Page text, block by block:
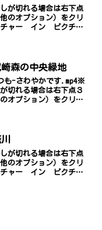
が切れる場合は右下点
のオプション）をクリ
チャー イン ピクチャ
崎森の中央緑地
も-さわやかです.mp4※
切れる場合は右下点３
オプション）をクリッ
が切れる場合は右下点
のオプション）をクリ
チャー イン ピクチャ